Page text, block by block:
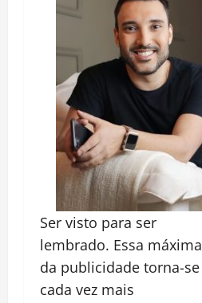
Ser visto para ser
lembrado. Essa máxima
da publicidade torna-se
cada vez mais